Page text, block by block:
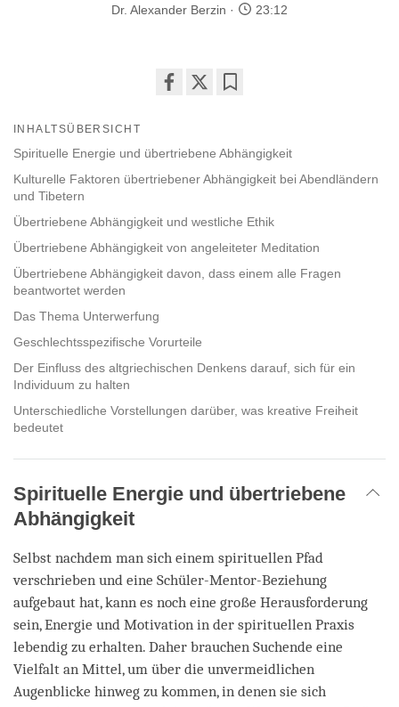
Dr. Alexander Berzin 23:12
facebook
INHALTSÜBERSICHT
Spirituelle Energie und übertriebene Abhängigkeit
Kulturelle Faktoren übertriebener Abhängigkeit bei Abendländern
und Tibetern
Übertriebene Abhängigkeit und westliche Ethik
Übertriebene Abhängigkeit von angeleiteter Meditation
Übertriebene Abhängigkeit davon, dass einem alle Fragen
beantwortet werden
Das Thema Unterwerfung
Geschlechtsspezifische Vorurteile
Der Einfluss des altgriechischen Denkens darauf, sich für ein
Individuum zu halten
Unterschiedliche Vorstellungen darüber, was kreative Freiheit
bedeutet
Spirituelle Energie und übertriebene
Abhängigkeit
Selbst nachdem man sich einem spirituellen Pfad
verschrieben und eine Schüler-Mentor-Beziehung
aufgebaut hat, kann es noch eine große Herausforderung
sein, Energie und Motivation in der spirituellen Praxis
lebendig zu erhalten. Daher brauchen Suchende eine
Vielfalt an Mittel, um über die unvermeidlichen
Augenblicke hinweg zu kommen, in denen sie sich